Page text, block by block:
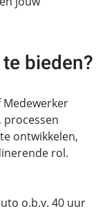
bieden?
Medewerker
processen
ontwikkelen,
rol.
o.b.v. 40 uur